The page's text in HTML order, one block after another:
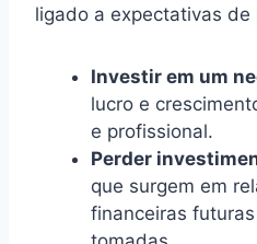
ligado a expectativas de
Investir em um
lucro e
e profissional.
Perder
que surgem em
financeiras